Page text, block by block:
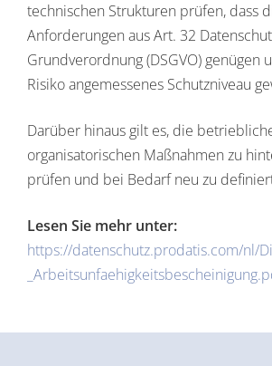
technischen Strukturen prüfen, dass
Anforderungen aus Art. 32
Grundverordnung (DSGVO) genügen
Risiko angemessenes Schutzniveau
Darüber hinaus gilt es, die
organisatorischen Maßnahmen zu
prüfen und bei Bedarf neu zu
Lesen Sie mehr unter:
https://datenschutz.prodatis.com/nl/